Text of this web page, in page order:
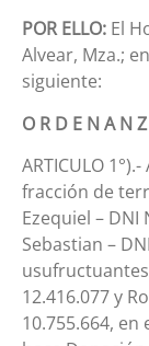
POR ELLO: El
Alvear, Mza.;
siguiente:
O R D E N A N
ARTICULO
fracción de
Ezequiel – DNI
Sebastian –
12.416.077 y
10.755.664,